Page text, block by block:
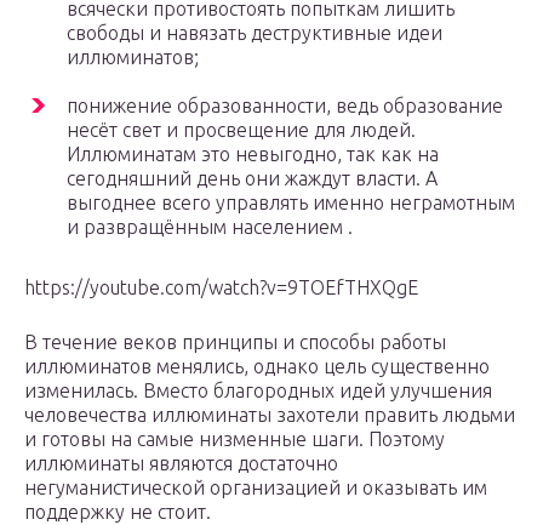
всячески противостоять попыткам лишить
свободы и навязать деструктивные идеи
иллюминатов;
понижение образованности, ведь образование
несёт свет и просвещение для людей.
Иллюминатам это невыгодно, так как на
сегодняшний день они жаждут власти. А
выгоднее всего управлять именно неграмотным
и развращённым населением .
https://youtube.com/watch?v=9TOEfTHXQgE
В течение веков принципы и способы работы
иллюминатов менялись, однако цель существенно
изменилась. Вместо благородных идей улучшения
человечества иллюминаты захотели править людьми
и готовы на самые низменные шаги. Поэтому
иллюминаты являются достаточно
негуманистической организацией и оказывать им
поддержку не стоит.